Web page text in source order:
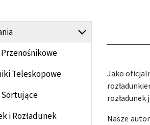
Teleskopowe
i Rozładunek
Jako
rozładunek
Nasze